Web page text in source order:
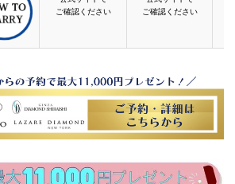
ご確認ください
ご確認ください